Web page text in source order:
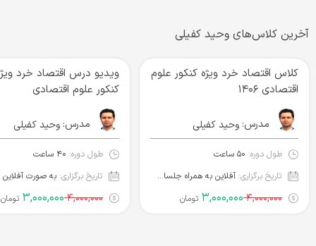
آخرین کلاس‌های وحید کفیلی
کلاس اقتصاد خرد ویژه کنکور علوم
اقتصادی ۱۴۰۶
مدرس: وحید کفیلی
طول دوره: ۵۰ ساعت
تاریخ برگزاری:
آفلاین به همراه جلسات رفع اشکال
۴,۰۰۰,۰۰۰ ۳,۰۰۰,۰۰۰ تومان
ویدیو درس اقتصاد خرد
کنکور علوم اقتصادی
مدرس:وحید کفیلی
طول دوره: ۴۰ ساعت
تاریخ برگزاری: به صورت آفلاین
۴,۰۰۰,۰۰۰ ۳,۰۰۰,۰۰۰ تومان